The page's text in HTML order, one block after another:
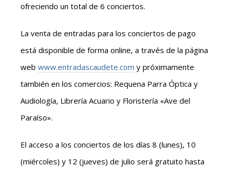
ofreciendo un total de 6 conciertos.
La venta de entradas para los conciertos de pago
está disponible de forma online, a través de la página
web www.entradascaudete.com y próximamente
también en los comercios: Requena Parra Óptica y
Audiología, Librería Acuario y Floristería «Ave del
Paraíso».
El acceso a los conciertos de los días 8 (lunes), 10
(miércoles) y 12 (jueves) de julio será gratuito hasta